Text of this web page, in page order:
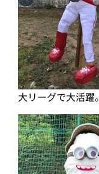
大リーグで大活躍